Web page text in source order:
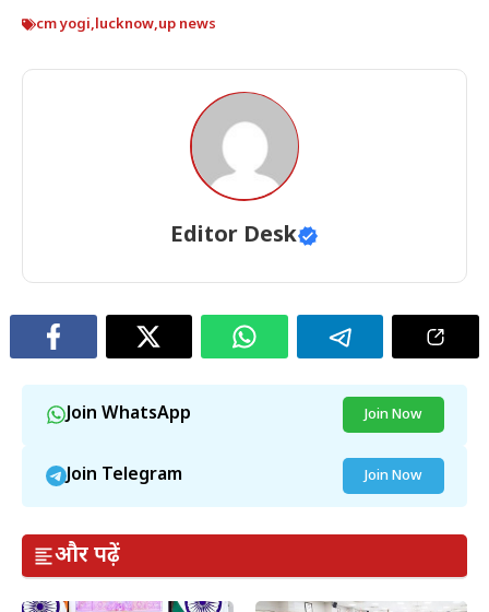
cm yogi,lucknow,up news
Editor Desk
Join WhatsApp Join Now
Join Telegram Join Now
और पढ़ें